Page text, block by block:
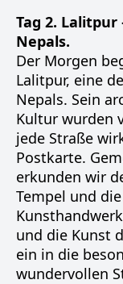
Tag 2.
Nepals.
Der Morgen
Lalitpur, eine
Nepals. Sein
Kultur wurden
jede Straße
Postkarte.
erkunden wir
Tempel und
und die Kunst
ein in die
wundervollen